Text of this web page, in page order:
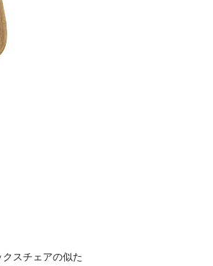
スチェアの似た